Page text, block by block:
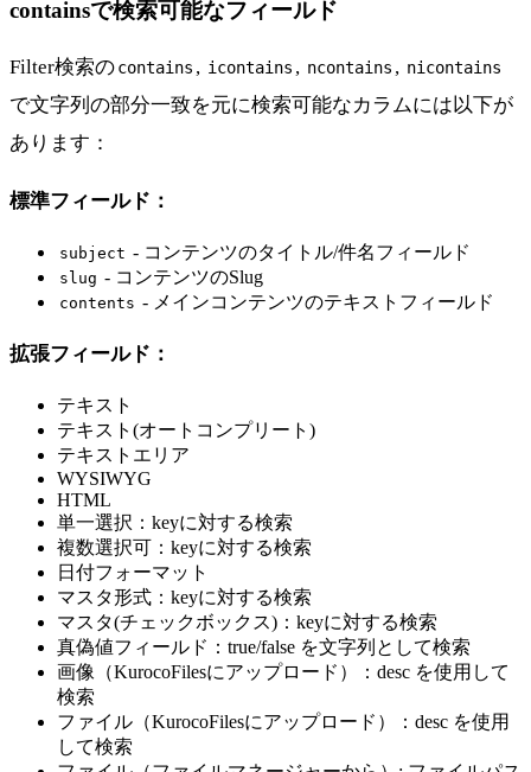
containsで検索可能なフィールド
Filter検索のcontains , icontains , ncontains , nicontains
で文字列の部分一致を元に検索可能なカラムには以下が
あります：
標準フィールド：
subject - コンテンツのタイトル/件名フィールド
slug - コンテンツのSlug
contents - メインコンテンツのテキストフィールド
拡張フィールド：
テキスト
テキスト(オートコンプリート)
テキストエリア
WYSIWYG
HTML
単一選択：keyに対する検索
複数選択可：keyに対する検索
日付フォーマット
マスタ形式：keyに対する検索
マスタ(チェックボックス)：keyに対する検索
真偽値フィールド：true/false を文字列として検索
画像（KurocoFilesにアップロード）：desc を使用して
検索
ファイル（KurocoFilesにアップロード）：desc を使用
して検索